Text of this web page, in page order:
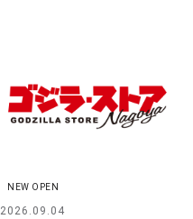
NEW OPEN
2026.09.04